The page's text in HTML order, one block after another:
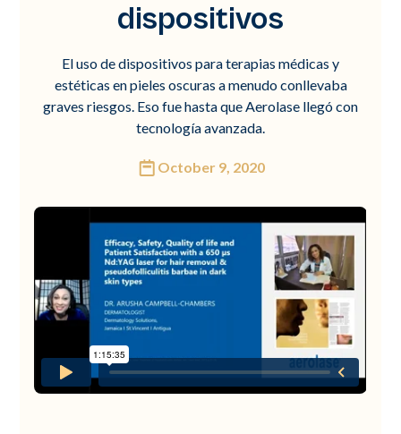
dispositivos
El uso de dispositivos para terapias médicas y
estéticas en pieles oscuras a menudo conllevaba
graves riesgos. Eso fue hasta que Aerolase llegó con
tecnología avanzada.
October 9, 2020